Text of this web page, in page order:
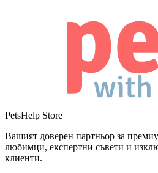
PetsHelp Store
Вашият доверен партньор за
любимци, експертни съвети и
клиенти.